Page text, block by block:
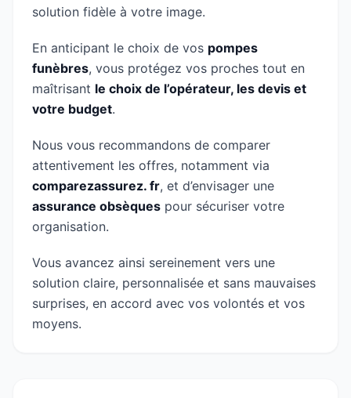
solution fidèle à votre image.
En anticipant le choix de vos pompes
funèbres, vous protégez vos proches tout en
maîtrisant le choix de l’opérateur, les devis et
votre budget.
Nous vous recommandons de comparer
attentivement les offres, notamment via
comparezassurez. fr, et d’envisager une
assurance obsèques pour sécuriser votre
organisation.
Vous avancez ainsi sereinement vers une
solution claire, personnalisée et sans mauvaises
surprises, en accord avec vos volontés et vos
moyens.